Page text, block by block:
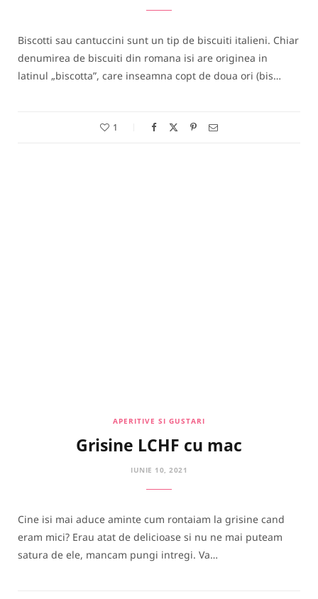
Biscotti sau cantuccini sunt un tip de biscuiti italieni. Chiar
denumirea de biscuiti din romana isi are originea in
latinul „biscotta”, care inseamna copt de doua ori (bis…
1
APERITIVE SI GUSTARI
Grisine LCHF cu mac
IUNIE 10, 2021
Cine isi mai aduce aminte cum rontaiam la grisine cand
eram mici? Erau atat de delicioase si nu ne mai puteam
satura de ele, mancam pungi intregi. Va…